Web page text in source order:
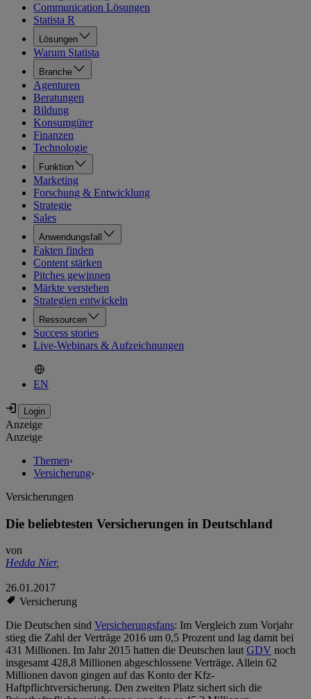
Communication Lösungen
Statista R
Lösungen
Warum Statista
Branche
Agenturen
Beratungen
Bildung
Konsumgüter
Finanzen
Technologie
Funktion
Marketing
Forschung & Entwicklung
Strategie
Sales
Anwendungsfall
Fakten finden
Content stärken
Pitches gewinnen
Märkte verstehen
Strategien entwickeln
Ressourcen
Success stories
Live-Webinars & Aufzeichnungen
EN
Anzeige
Anzeige
Themen›
Versicherung›
Versicherungen
Die beliebtesten Versicherungen in Deutschland
von
Hedda Nier,
26.01.2017
Versicherung
Die Deutschen sind Versicherungsfans: Im Vergleich zum Vorjahr
stieg die Zahl der Verträge 2016 um 0,5 Prozent und lag damit bei
431 Millionen. Im Jahr 2015 hatten die Deutschen lautGDV noch
insgesamt 428,8 Millionen abgeschlossene Verträge. Allein 62
Millionen davon gingen auf das Konto der Kfz-
Haftpflichtversicherung. Den zweiten Platz sichert sich die